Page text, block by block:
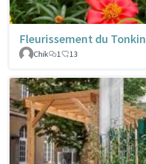
Fleurissement du Tonkin
Chik
1 13